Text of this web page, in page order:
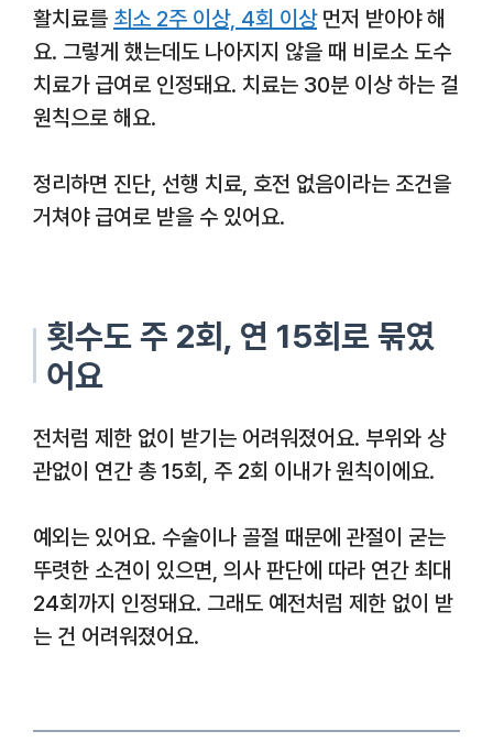
활치료를 최소 2주 이상, 4회 이상먼저 받아야 해
요. 그렇게 했는데도 나아지지 않을 때 비로소 도수
치료가 급여로 인정돼요. 치료는 30분 이상 하는 걸
원칙으로 해요.
정리하면 진단, 선행 치료, 호전 없음이라는 조건을
거쳐야 급여로 받을 수 있어요.
횟수도 주 2회, 연 15회로 묶였
어요
전처럼 제한 없이 받기는 어려워졌어요. 부위와 상
관없이 연간 총 15회, 주 2회 이내가 원칙이에요.
예외는 있어요. 수술이나 골절 때문에 관절이 굳는
뚜렷한 소견이 있으면, 의사 판단에 따라 연간 최대
24회까지 인정돼요. 그래도 예전처럼 제한 없이 받
는 건 어려워졌어요.